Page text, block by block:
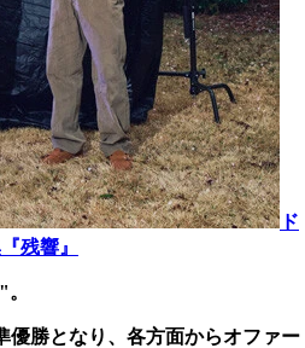
ド
残響』
優勝となり、各方面からオファー